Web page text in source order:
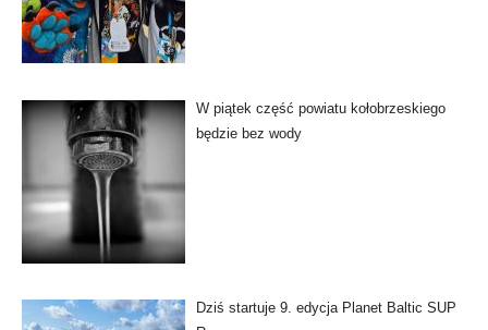
W piątek część powiatu kołobrzeskiego
będzie bez wody
Dziś startuje 9. edycja Planet Baltic SUP